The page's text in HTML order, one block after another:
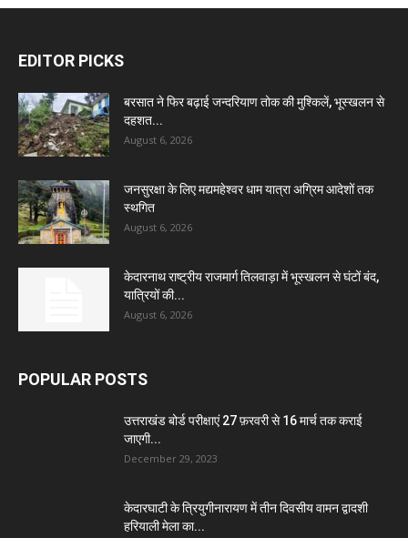
EDITOR PICKS
बरसात ने फिर बढ़ाई जन्दरियाण तोक की मुश्किलें, भूस्खलन से
दहशत...
August 6, 2026
जनसुरक्षा के लिए मद्यमहेश्वर धाम यात्रा अग्रिम आदेशों तक
स्थगित
August 6, 2026
केदारनाथ राष्ट्रीय राजमार्ग तिलवाड़ा में भूस्खलन से घंटों बंद,
यात्रियों की...
August 6, 2026
POPULAR POSTS
उत्तराखंड बोर्ड परीक्षाएं 27 फ़रवरी से 16 मार्च तक कराई
जाएगी...
December 29, 2023
केदारघाटी के त्रियुगीनारायण में तीन दिवसीय वामन द्वादशी
हरियाली मेला का...